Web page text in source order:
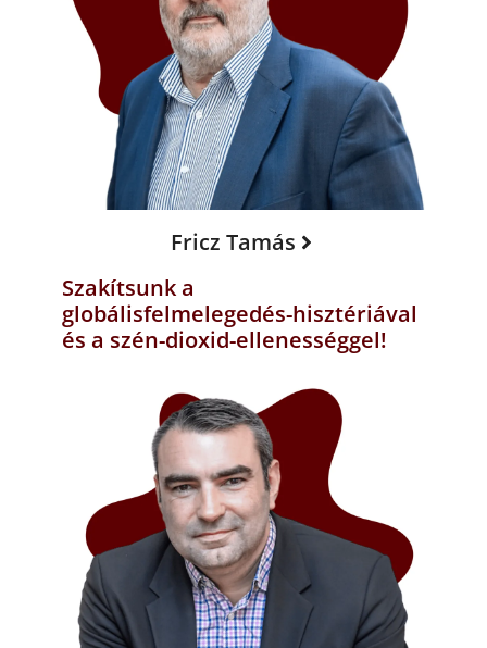
Fricz Tamás
Szakítsunk a
globálisfelmelegedés-hisztériával
és a szén-dioxid-ellenességgel!